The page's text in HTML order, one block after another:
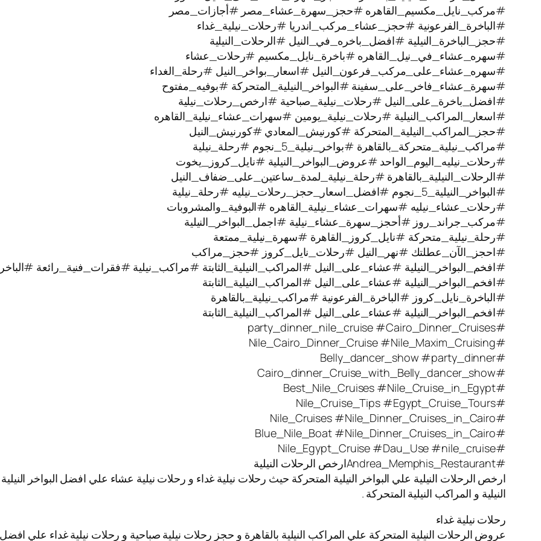
#مركب_نايل_مكسيم_القاهره #حجز_سهرة_عشاء_مصر #أجازات_مصر
#الباخرة_الفرعونية #حجز_عشاء_مركب_اندريا #رحلات_نيلية_غداء
#حجز_الباخرة_النيلية #افضل_باخره_في_النيل #الرحلات_النيلية
#سهره_عشاء_في_نيل_القاهره‏ #باخرة_نايل_مكسيم #رحلات_عشاء
#سهره_عشاء_على_مركب_فرعون_النيل #اسعار_بواخر_النيل #رحلة_الغداء
#سهرة_عشاء_فاخر_على_سفينة #البواخر_النيلية_المتحركة #بوفيه_مفتوح
#افضل_باخرة_على_النيل #رحلات_نيلية_صباحية #ارخص_رحلات_نيلية
#اسعار_المراكب_النيلية #رحلات_نيلية_يومين #سهرات_عشاء_نيلية_القاهره
#حجز_المراكب_النيلية_المتحركة #كورنيش_المعادي #كورنيش_النيل
#مراكب_نيلية_متحركة_بالقاهرة #بواخر_نيلية_5_نجوم #رحلة_نيلية
#رحلات_نيليه_اليوم_الواحد #عروض_البواخر_النيلية #نايل_كروز_يخوت
#الرحلات_النيلية_بالقاهرة #رحلة_نيلية_لمدة_ساعتين_على_ضفاف_النيل
#البواخر_النيلية_5_نجوم #افضل_اسعار_حجز_رحلات_نيليه #رحلة_نيلية
#رحلات_عشاء_نيليه #سهرات_عشاء_نيلية_القاهره #البوفية_والمشروبات
#مركب_جراند_روز #أحجز_سهرة_عشاء_نيلية #اجمل_البواخر_النيلية
#رحلة_نيلية_متحركة ‫#نايل_كروز_القاهرة #سهرة_نيلية_ممتعة
#احجز_الآن_عطلتك #نهر_النيل #رحلات_نايل_كروز #حجز_مراكب
#افخم_البواخر_النيلية #عشاء_على_النيل #المراكب_النيلية_الثابتة #مراكب_نيلية #فقرات_فنية_رائعة
#افخم_البواخر_النيلية #عشاء_على_النيل #المراكب_النيلية_الثابتة
#الباخرة_نايل_كروز #الباخرة_الفرعونية #مراكب_نيلية_بالقاهرة
#افخم_البواخر_النيلية #عشاء_على_النيل #المراكب_النيلية_الثابتة
#party_dinner_nile_cruise #Cairo_Dinner_Cruises
#Nile_Cairo_Dinner_Cruise #Nile_Maxim_Cruising
#Belly_dancer_show #party_dinner
#Cairo_dinner_Cruise_with_Belly_dancer_show
#Best_Nile_Cruises #Nile_Cruise_in_Egypt
#Nile_Cruise_Tips #Egypt_Cruise_Tours
#Nile_Cruises #Nile_Dinner_Cruises_in_Cairo
#Blue_Nile_Boat #Nile_Dinner_Cruises_in_Cairo
#Nile_Egypt_Cruise #Dau_Use #nile_cruise
#Andrea_Memphis_Restaurantارخص الرحلات النيلية
ارخص الرحلات النيلية علي البواخر النيلية المتحركة حيث رحلات نيلية غداء و رحلات نيلية عشاء علي افضل البواخر
النيلية و المراكب النيلية المتحركة .
رحلات نيلية غداء
عروض الرحلات النيلية المتحركة علي المراكب النيلية بالقاهرة و حجز رحلات نيلية صباحية و رحلات نيلية غداء علي افضل